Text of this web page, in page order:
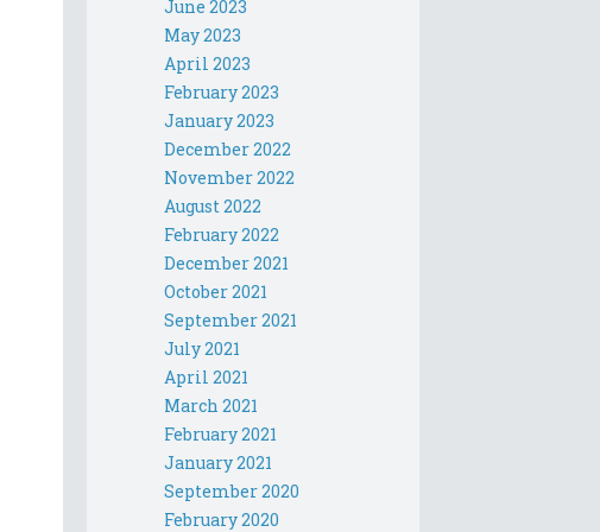
June 2023
May 2023
April 2023
February 2023
January 2023
December 2022
November 2022
August 2022
February 2022
December 2021
October 2021
September 2021
July 2021
April 2021
March 2021
February 2021
January 2021
September 2020
February 2020